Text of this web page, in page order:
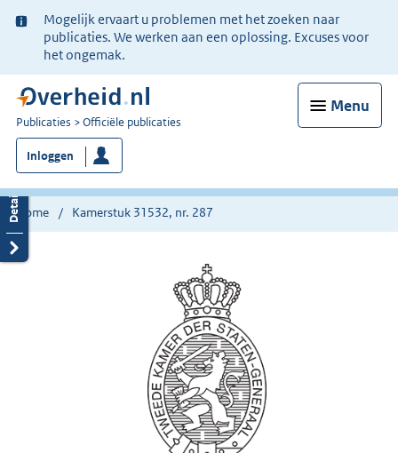
Ter
informatie:
Mogelijk ervaart u problemen met het zoeken naar
publicaties. We werken aan een oplossing. Excuses voor
het ongemak.
Menu
U
bent
nu
hier:
Publicaties Officiële publicaties
Inloggen
Home Kamerstuk 31532, nr. 287